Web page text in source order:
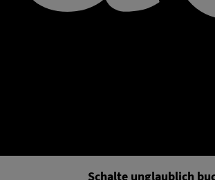
Schalte unglaublich